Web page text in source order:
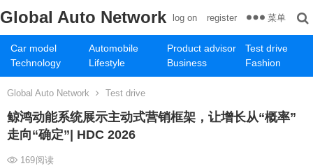
Global Auto Network
Car model Automobile Product advisor
Test drive
Technology
Lifestyle Business Fashion
log on register 菜单
Global Auto Network Test drive
鲸鸿动能系统展示主动式营销框架，让增长从“概率”
走向“确定”| HDC 2026
169阅读